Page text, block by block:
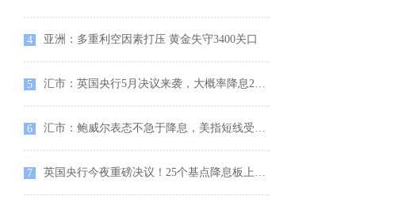
4 亚洲：多重利空因素打压 黄金失守3400关口
5 汇市：英国央行5月决议来袭，大概率降息25基点
6 汇市：鲍威尔表态不急于降息，美指短线受提振
7 英国央行今夜重磅决议！25个基点降息板上钉钉，但更大的风暴还在后头？